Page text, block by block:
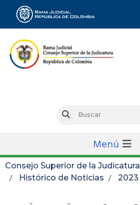
Buscar
Menú
Consejo Superior de la Judicatura
Histórico de Noticias
2023